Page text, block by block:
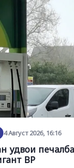
4 Август 2026, 16:16
удвои
BP